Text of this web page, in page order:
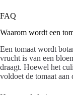
FAQ
Waarom wordt een
Een tomaat wordt
vrucht is van een
draagt. Hoewel het
voldoet de tomaat